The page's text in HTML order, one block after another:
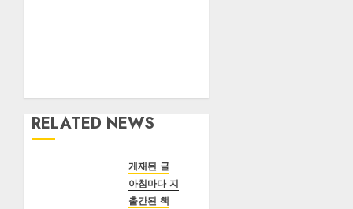
RELATED NEWS
게재된 글
아침마다 지혜
출간된 책